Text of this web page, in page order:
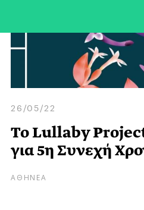
26/05/22
To Lullaby
για 5η Συνεχή
ΑΘΗΝΕΑ